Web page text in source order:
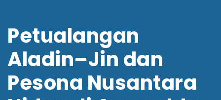
Petualangan
Aladin–Jin dan
Pesona Nusantara